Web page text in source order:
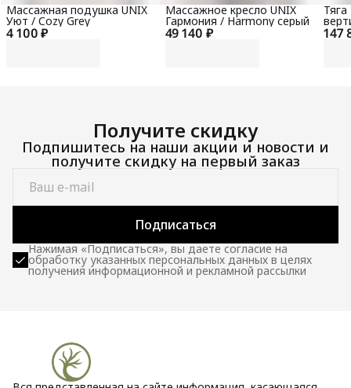
4 100 ₽
Массажная подушка UNIX
Уют / Cozy Grey
49 140 ₽
Массажное кресло UNIX
Гармония / Harmony серый
147
100
Получите скидку
Подпишитесь на наши акции и новости и
получите скидку на первый заказ
Подписаться
Нажимая «Подписаться», вы даете согласие на
обработку указанных персональных данных в целях
получения информационной и рекламной рассылки